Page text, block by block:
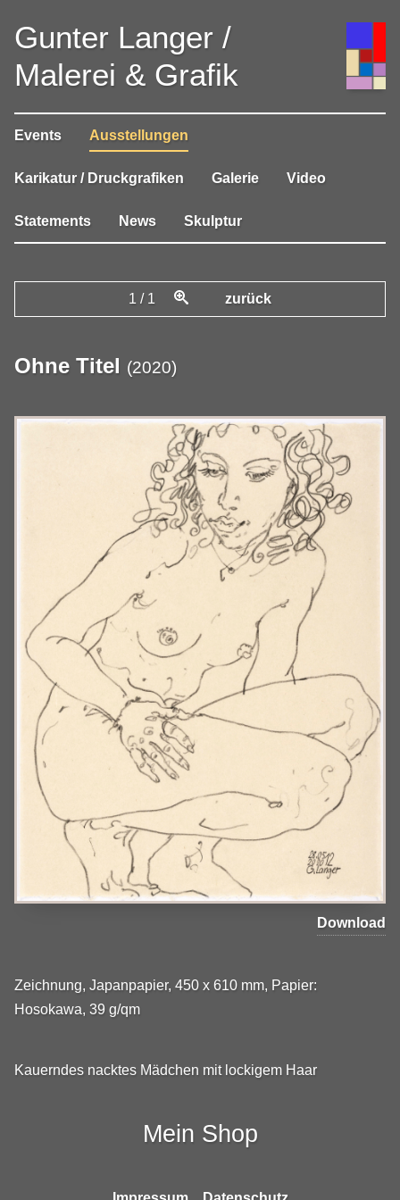
Gunter Langer /
Malerei & Grafik
Events Ausstellungen
Karikatur / Druckgrafiken Galerie Video
Statements News Skulptur
1 / 1 zurück
Ohne Titel (2020)
Download
Zeichnung, Japanpapier, 450 x 610 mm, Papier:
Hosokawa, 39 g/qm
Kauerndes nacktes Mädchen mit lockigem Haar
Mein Shop